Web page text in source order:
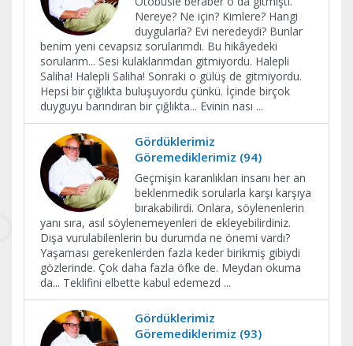
Nereye? Ne için? Kimlere? Hangi
duygularla? Evi neredeydi? Bunlar
benim yeni cevapsız sorularımdı. Bu hikâyedeki
sorularım... Sesi kulaklarımdan gitmiyordu. Halepli
Saliha! Halepli Saliha! Sonraki o gülüş de gitmiyordu.
Hepsi bir çığlıkta buluşuyordu çünkü. İçinde birçok
duyguyu barındıran bir çığlıkta... Evinin nası ...
Gördüklerimiz
Göremediklerimiz (94)
Geçmişin karanlıkları insanı her an
beklenmedik sorularla karşı karşıya
bırakabilirdi. Onlara, söylenenlerin
yanı sıra, asıl söylenemeyenleri de ekleyebilirdiniz.
Dışa vurulabilenlerin bu durumda ne önemi vardı?
Yaşaması gerekenlerden fazla keder birikmiş gibiydi
gözlerinde. Çok daha fazla öfke de. Meydan okuma
da... Teklifini elbette kabul edemezd ...
Gördüklerimiz
Göremediklerimiz (93)